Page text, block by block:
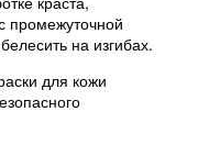
промежуточной
на изгибах.
для кожи